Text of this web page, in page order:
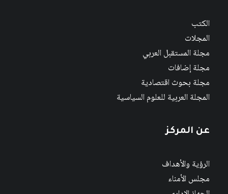
الكتب
المجلات
مجلة المستقبل العربي
مجلة إضافات
مجلة بحوث اقتصادية
المجلة العربية للعلوم السياسية
عن المركز
الرؤية والأهداف
مجلس الأمناء